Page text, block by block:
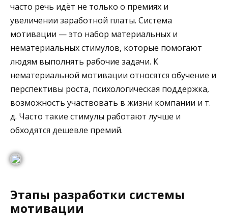
часто речь идёт не только о премиях и
увеличении заработной платы. Система
мотивации — это набор материальных и
нематериальных стимулов, которые помогают
людям выполнять рабочие задачи. К
нематериальной мотивации относятся обучение и
перспективы роста, психологическая поддержка,
возможность участвовать в жизни компании и т.
д. Часто такие стимулы работают лучше и
обходятся дешевле премий.
Этапы разработки системы
мотивации